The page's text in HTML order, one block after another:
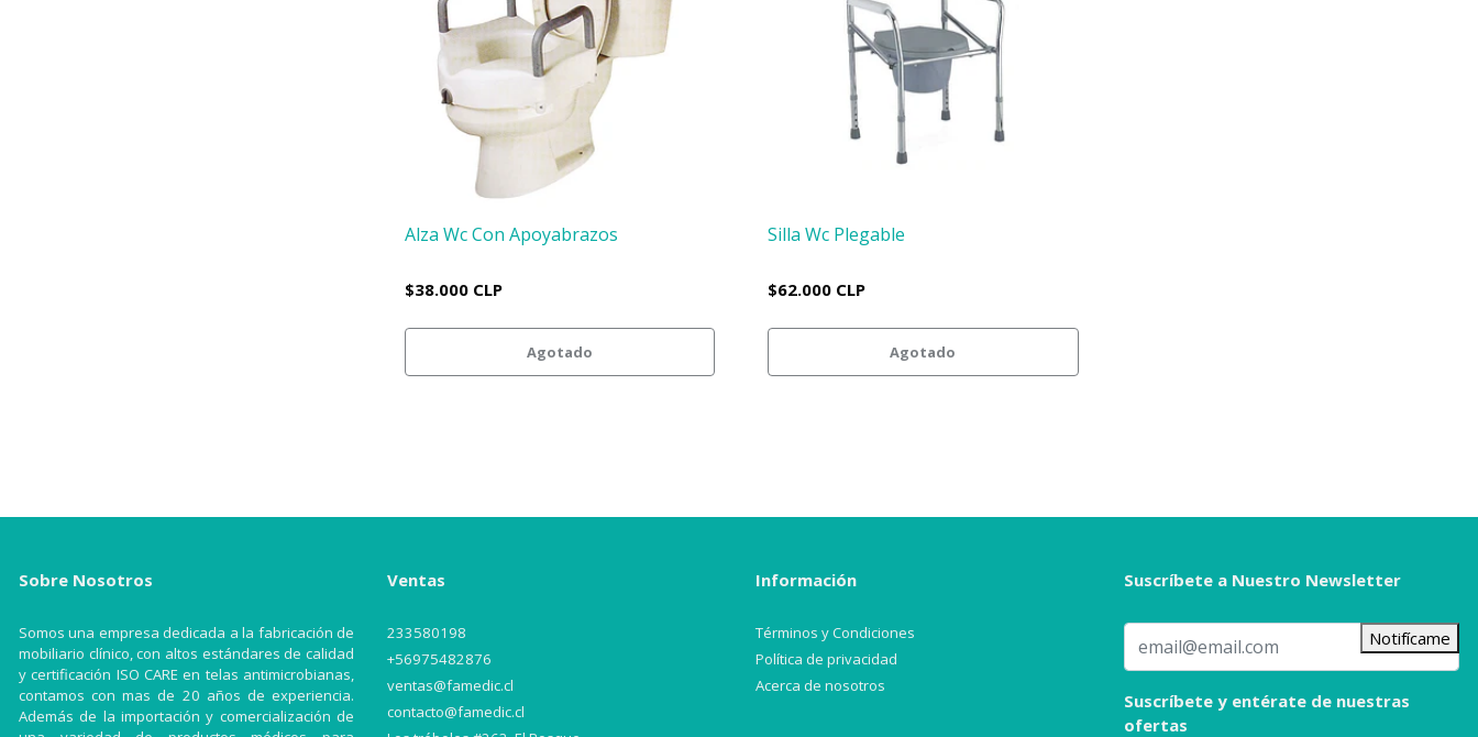
Alza Wc Con Apoyabrazos
$38.000 CLP
Agotado
Silla Wc Plegable
$62.000 CLP
Agotado
Sobre Nosotros
Somos una empresa dedicada a la fabricación de
mobiliario clínico, con altos estándares de calidad
y certificación ISO CARE en telas antimicrobianas,
contamos con mas de 20 años de experiencia.
Además de la importación y comercialización de
Ventas
233580198
+56975482876
ventas@famedic.cl
contacto@famedic.cl
Información
Términos y Condiciones
Política de privacidad
Acerca de nosotros
Suscríbete a Nuestro Newsletter
Notifícame
Suscríbete y entérate de nuestras
ofertas